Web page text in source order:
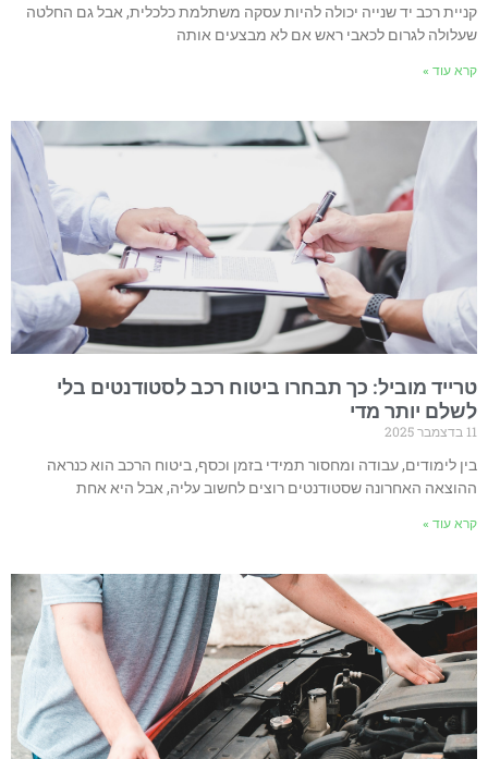
קניית רכב יד שנייה יכולה להיות עסקה משתלמת כלכלית, אבל גם החלטה
שעלולה לגרום לכאבי ראש אם לא מבצעים אותה
קרא עוד »
טרייד מוביל: כך תבחרו ביטוח רכב לסטודנטים בלי
לשלם יותר מדי
11 בדצמבר 2025
בין לימודים, עבודה ומחסור תמידי בזמן וכסף, ביטוח הרכב הוא כנראה
ההוצאה האחרונה שסטודנטים רוצים לחשוב עליה, אבל היא אחת
קרא עוד »